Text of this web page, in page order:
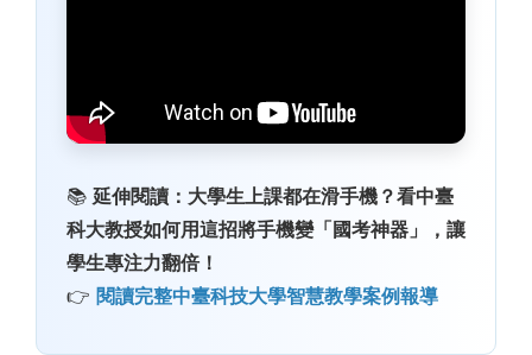
📚 延伸閱讀：大學生上課都在滑手機？看中臺
科大教授如何用這招將手機變「國考神器」，讓
學生專注力翻倍！
👉 閱讀完整中臺科技大學智慧教學案例報導